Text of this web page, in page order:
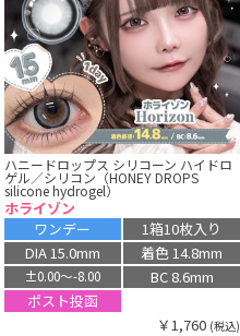
ハニードロップス シリコーン ハイドロ
ゲル／シリコン（HONEY DROPS
silicone hydrogel）
ホライゾン
ワンデー
1箱10枚入り
DIA 15.0mm
着色 14.8mm
±0.00〜-8.00
BC 8.6mm
ポスト投函
￥1,760 (税込)